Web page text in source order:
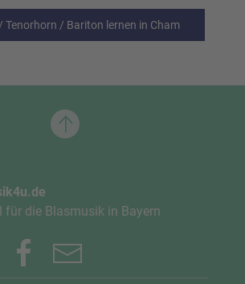
Tenorhorn / Bariton lernen in Cham
für die Blasmusik in Bayern